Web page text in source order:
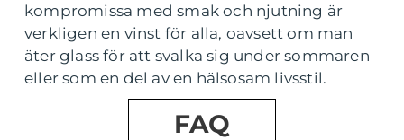
kompromissa med smak och njutning är
verkligen en vinst för alla, oavsett om man
äter glass för att svalka sig under sommaren
eller som en del av en hälsosam livsstil.
FAQ